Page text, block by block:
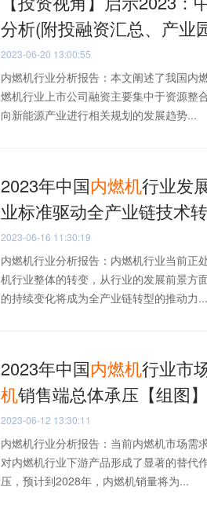
分析(附投融资汇总、产业
2023-06-20 13:00:55
内燃机行业分析报告：本文阐述了我国内
燃机行业上市公司融资主要集中于资源整
向新能源产业进行相关规划的发展趋势...
2023年中国内燃机行业发
业标准驱动全产业链技术转
2023-06-16 11:30:19
内燃机行业分析报告：内燃机行业当前正
机行业整体的转变，从行业的发展前景方
的持续变化将成为全产业链转型的推动力...
2023年中国内燃机行业市
机销售端总体承压【组图】
2023-06-12 13:30:11
内燃机行业分析报告：当前内燃机市场需
对内燃机行业下游产品形成了显著的替代
压，预计到2028年，内燃机销量将为...